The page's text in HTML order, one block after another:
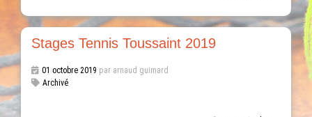
Stages Tennis Toussaint 2019
01 octobre 2019 par arnaud guimard
Archivé